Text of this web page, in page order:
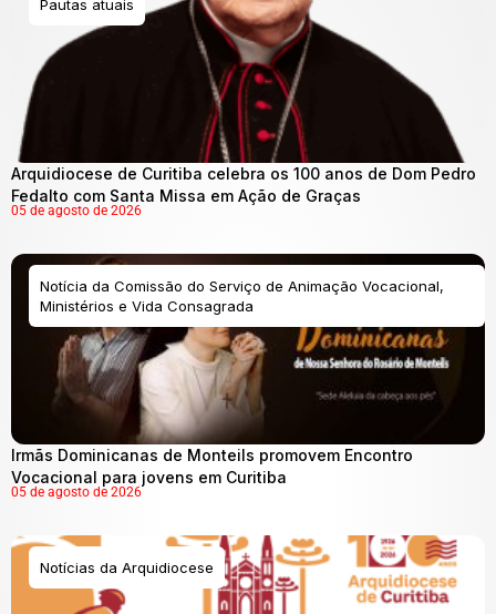
Pautas atuais
Arquidiocese de Curitiba celebra os 100 anos de Dom Pedro
Fedalto com Santa Missa em Ação de Graças
05 de agosto de 2026
Notícia da Comissão do Serviço de Animação Vocacional,
Ministérios e Vida Consagrada
Irmãs Dominicanas de Monteils promovem Encontro
Vocacional para jovens em Curitiba
05 de agosto de 2026
Notícias da Arquidiocese